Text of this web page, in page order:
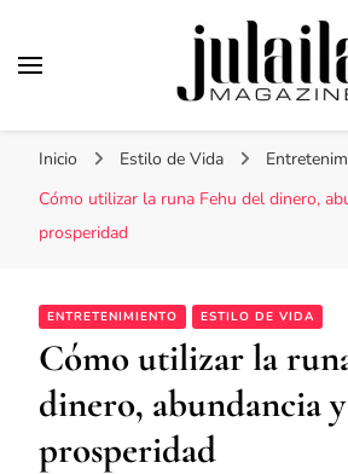
Inicio Estilo de Vida
Cómo utilizar la runa Fehu del dinero,
prosperidad
ENTRETENIMIENTO ESTILO DE VIDA
Cómo utilizar la
dinero, abundancia y
prosperidad